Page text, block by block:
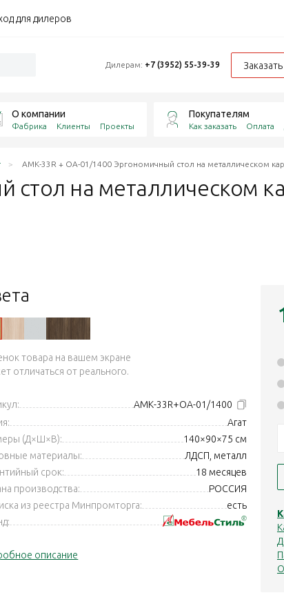
для дилеров
Дилерам: +7 (3952) 55-39-39
О компании
Фабрика Клиенты Проекты
Покупателям
Как заказать Оплата
АМК-33R + ОА-01/1400 Эргономичный стол на металлическом
на металлическом
товара на вашем экране
отличаться от реального.
АМК-33R+ОА-01/1400
Агат
(Д×Ш×В):
140×90×75 см
материалы:
ЛДСП, металл
срок:
18 месяцев
производства:
РОССИЯ
из реестра Минпромторга:
есть
описание